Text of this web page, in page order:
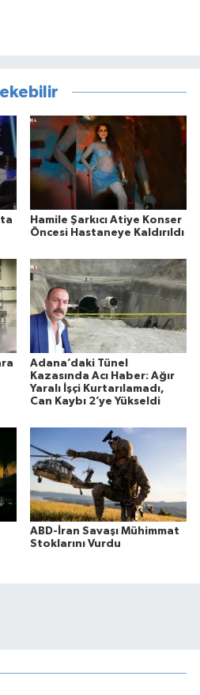
Hamile Şarkıcı Atiye Konser
Öncesi Hastaneye Kaldırıldı
Adana’daki Tünel
Kazasında Acı Haber: Ağır
Yaralı İşçi Kurtarılamadı,
Can Kaybı 2’ye Yükseldi
ABD-İran Savaşı Mühimmat
Stoklarını Vurdu